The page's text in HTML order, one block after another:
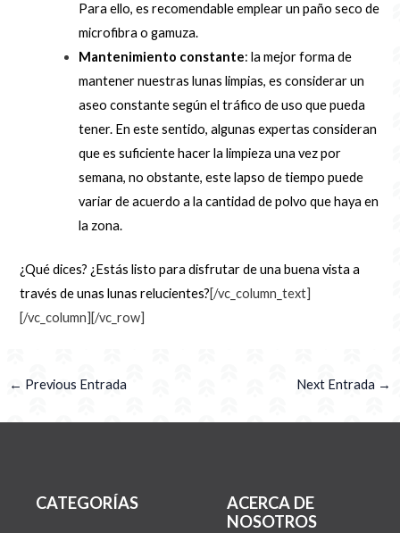
Para ello, es recomendable emplear un paño seco de
microfibra o gamuza.
Mantenimiento constante: la mejor forma de
mantener nuestras lunas limpias, es considerar un
aseo constante según el tráfico de uso que pueda
tener. En este sentido, algunas expertas consideran
que es suficiente hacer la limpieza una vez por
semana, no obstante, este lapso de tiempo puede
variar de acuerdo a la cantidad de polvo que haya en
la zona.
¿Qué dices? ¿Estás listo para disfrutar de una buena vista a
través de unas lunas relucientes?[/vc_column_text]
[/vc_column][/vc_row]
← Previous Entrada Next Entrada →
CATEGORÍAS
ACERCA DE
NOSOTROS